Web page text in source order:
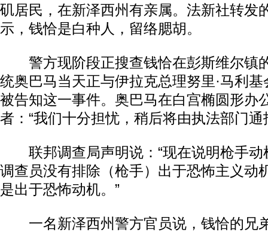
矶居民，在新泽西州有亲属。法新社转发
示，钱恰是白种人，留络腮胡。
警方现阶段正搜查钱恰在彭斯维尔镇
统奥巴马当天正与伊拉克总理努里·马利
被告知这一事件。奥巴马在白宫椭圆形办
者：“我们十分担忧，稍后将由执法部门通
联邦调查局声明说：“现在说明枪手动
调查员没有排除（枪手）出于恐怖主义动
是出于恐怖动机。”
一名新泽西州警方官员说，钱恰的兄